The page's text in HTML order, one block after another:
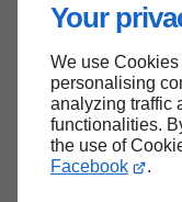
Your
We use
personalising
analyzing traffic
functionalities.
the use of
Facebook
.